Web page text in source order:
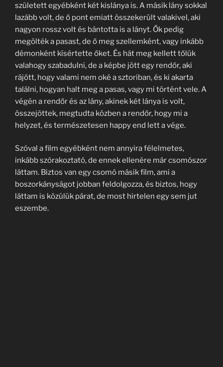
született egyébként két kislánya is. A másik lány sokkal
lazább volt, de ő pont emiatt összekerült valakivel, aki
nagyon rossz volt és bántotta is a lányt. Ők pedig
megölték a pasast, de ő meg szellemként, vagy inkább
démonként kísértette őket. És hát meg kellett tőlük
valahogy szabadulni, de a képbe jött egy rendőr, aki
rájött, hogy valami nem oké a sztoriban, és ki akarta
találni, hogyan halt meg a pasas, vagy mi történt vele. A
végén a rendőr és az lány, akinek két lánya is volt,
összejöttek, megtudta közben a rendőr, hogy mi a
helyzet, és természetesen happy end lett a vége.
Szóval a film egyébként nem annyira félelmetes,
inkább szórakoztató, de ennek ellenére már csomószor
láttam. Biztos van egy csomó másik film, ami a
boszorkányságot jobban feldolgozza, és biztos, hogy
láttam is közülük párat, de most hirtelen egy sem jut
eszembe.